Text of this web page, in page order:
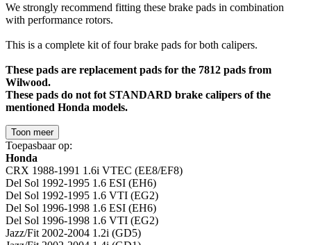
We strongly recommend fitting these brake pads in combination
with performance rotors.
This is a complete kit of four brake pads for both calipers.
These pads are replacement pads for the 7812 pads from
Wilwood.
These pads do not fot STANDARD brake calipers of the
mentioned Honda models.
Toon meer
Toepasbaar op:
Honda
CRX 1988-1991 1.6i VTEC (EE8/EF8)
Del Sol 1992-1995 1.6 ESI (EH6)
Del Sol 1992-1995 1.6 VTI (EG2)
Del Sol 1996-1998 1.6 ESI (EH6)
Del Sol 1996-1998 1.6 VTI (EG2)
Jazz/Fit 2002-2004 1.2i (GD5)